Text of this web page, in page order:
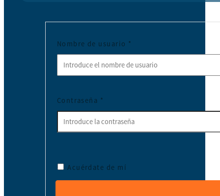
Nombre de usuario *
Contraseña *
Acuérdate de mí